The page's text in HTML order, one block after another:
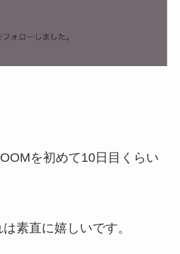
を初めて10日目くらい
素直に嬉しいです。